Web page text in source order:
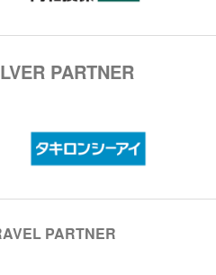
PARTNER
PARTNER